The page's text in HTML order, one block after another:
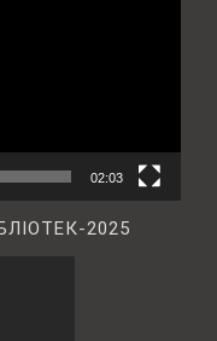
02:03
2025